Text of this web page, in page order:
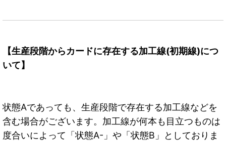
【生産段階からカードに存在する加工線(初期線)につ
いて】
状態Aであっても、生産段階で存在する加工線などを
含む場合がございます。加工線が何本も目立つものは
度合いによって「状態A-」や「状態B」としておりま